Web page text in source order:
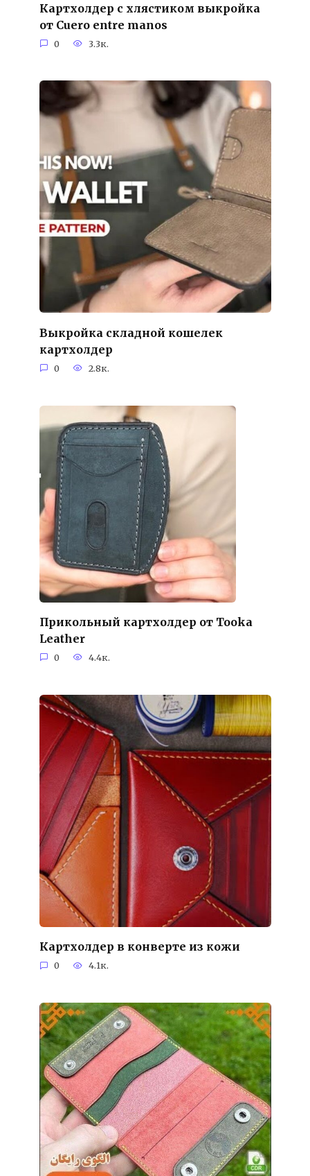
Картхолдер с хлястиком выкройка
от Cuero entre manos
0 3.3к.
Выкройка складной кошелек
картхолдер
0 2.8к.
Прикольный картхолдер от Tooka
Leather
0 4.4к.
Картхолдер в конверте из кожи
0 4.1к.